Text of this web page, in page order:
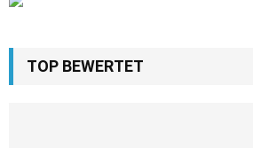
TOP BEWERTET